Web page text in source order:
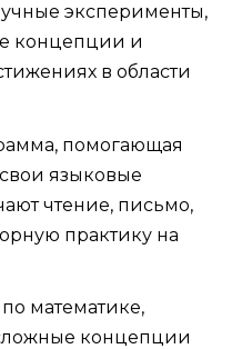
эксперименты,
концепции и
в области
помогающая
языковые
чтение, письмо,
практику на
математике,
концепции